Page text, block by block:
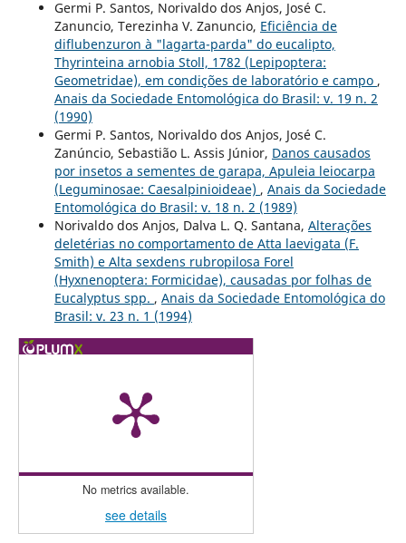
Germi P. Santos, Norivaldo dos Anjos, José C.
Zanuncio, Terezinha V. Zanuncio, Eficiência de
diflubenzuron à "lagarta-parda" do eucalipto,
Thyrinteina arnobia Stoll, 1782 (Lepipoptera:
Geometridae), em condições de laboratório e campo ,
Anais da Sociedade Entomológica do Brasil: v. 19 n. 2
(1990)
Germi P. Santos, Norivaldo dos Anjos, José C.
Zanúncio, Sebastião L. Assis Júnior, Danos causados
por insetos a sementes de garapa, Apuleia leiocarpa
(Leguminosae: Caesalpinioideae) , Anais da Sociedade
Entomológica do Brasil: v. 18 n. 2 (1989)
Norivaldo dos Anjos, Dalva L. Q. Santana, Alterações
deletérias no comportamento de Atta laevigata (F.
Smith) e Alta sexdens rubropilosa Forel
(Hyxnenoptera: Formicidae), causadas por folhas de
Eucalyptus spp. , Anais da Sociedade Entomológica do
Brasil: v. 23 n. 1 (1994)
No metrics available.
see details